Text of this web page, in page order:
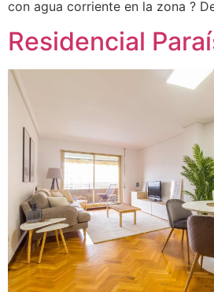
con agua corriente en la zona ?
Residencial